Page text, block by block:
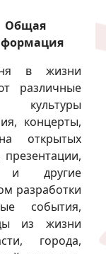
Общая
в жизни
различные
концерты,
открытых
и другие
разработки
события,
из жизни
города,